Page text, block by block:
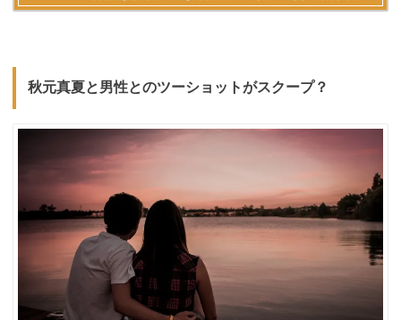
秋元真夏と男性とのツーショットがスクープ？